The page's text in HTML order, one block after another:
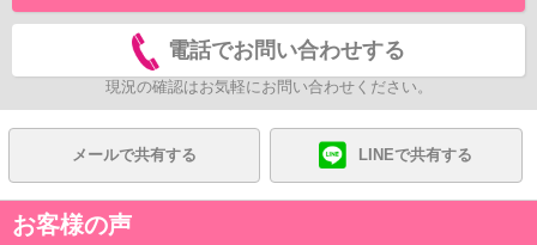
電話でお問い合わせする
現況の確認はお気軽にお問い合わせください。
メールで共有する LINEで共有する
お客様の声